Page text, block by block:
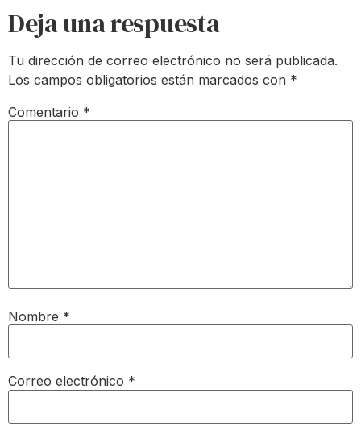
Deja una respuesta
Tu dirección de correo electrónico no será publicada.
Los campos obligatorios están marcados con *
Comentario *
Nombre *
Correo electrónico *